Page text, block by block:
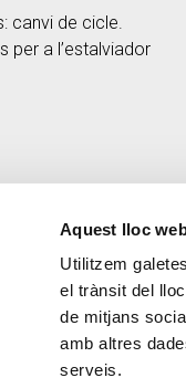
Aquest lloc
Utilitzem
el trànsit del
de mitjans
amb altres
serveis.
canvi de cicle.
per a l’estalviador